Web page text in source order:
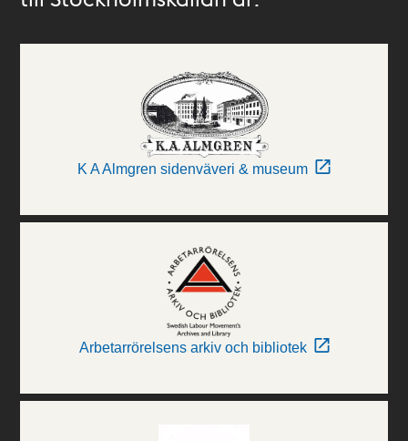
K A Almgren sidenväveri & museum
Arbetarrörelsens arkiv och bibliotek